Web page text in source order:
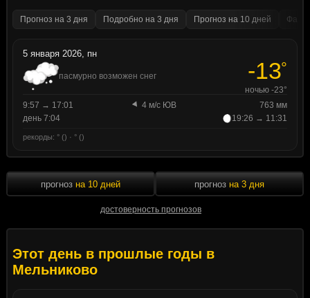
Прогноз на 3 дня Подробно на 3 дня Прогноз на 10 дней
5 января 2026, пн
пасмурно возможен снег -13°
ночью -23°
9:57 → 17:01
4 м/с ЮВ
763 мм
день 7:04
19:26 → 11:31
рекорды: ° () · ° ()
прогноз на 10 дней
достоверность прогнозов
прогноз на 3 дня
Этот день в прошлые годы в
Мельниково